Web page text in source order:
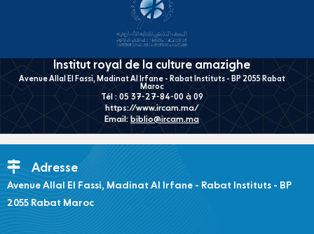
Institut royal de la culture amazighe
Avenue Allal El Fassi, Madinat Al Irfane - Rabat Instituts - BP 2055 Rabat
Maroc
Tél : 05 37-27-84-00 à 09
https://www.ircam.ma/
Email: biblio@ircam.ma
Adresse
Avenue Allal El Fassi, Madinat Al Irfane - Rabat Instituts - BP
2055 Rabat Maroc